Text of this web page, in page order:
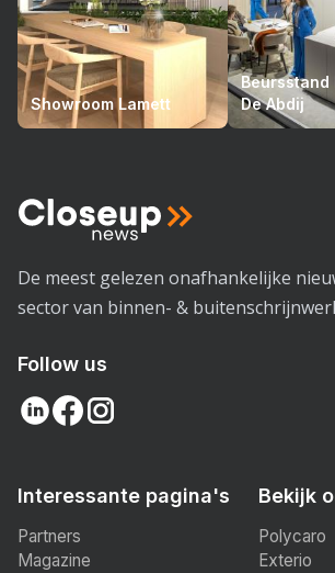
Showroom Lamett
Beursstand
De Abdij
De meest gelezen onafhankelijke
sector van binnen- &
Follow us
Interessante pagina's
Partners
Magazine
Bekijk
Polycaro
Exterio